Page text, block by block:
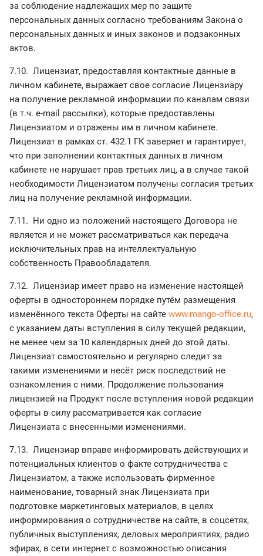
за соблюдение надлежащих мер по защите
персональных данных согласно требованиям Закона о
персональных данных и иных законов и подзаконных
актов.
7.10. Лицензиат, предоставляя контактные данные в
личном кабинете, выражает свое согласие Лицензиару
на получение рекламной информации по каналам связи
(в т.ч. e-mail рассылки), которые предоставлены
Лицензиатом и отражены им в личном кабинете.
Лицензиат в рамках ст. 432.1 ГК заверяет и гарантирует,
что при заполнении контактных данных в личном
кабинете не нарушает прав третьих лиц, а в случае такой
необходимости Лицензиатом получены согласия третьих
лиц на получение рекламной информации.
7.11. Ни одно из положений настоящего Договора не
является и не может рассматриваться как передача
исключительных прав на интеллектуальную
собственность Правообладателя.
7.12. Лицензиар имеет право на изменение настоящей
оферты в одностороннем порядке путём размещения
изменённого текста Оферты на сайте www.mango-office.ru,
с указанием даты вступления в силу текущей редакции,
не менее чем за 10 календарных дней до этой даты.
Лицензиат самостоятельно и регулярно следит за
такими изменениями и несёт риск последствий не
ознакомления с ними. Продолжение пользования
лицензией на Продукт после вступления новой редакции
оферты в силу рассматривается как согласие
Лицензиата с внесенными изменениями.
7.13. Лицензиар вправе информировать действующих и
потенциальных клиентов о факте сотрудничества с
Лицензиатом, а также использовать фирменное
наименование, товарный знак Лицензиата при
подготовке маркетинговых материалов, в целях
информирования о сотрудничестве на сайте, в соцсетях,
публичных выступлениях, деловых мероприятиях, радио
эфирах, в сети интернет с возможностью описания